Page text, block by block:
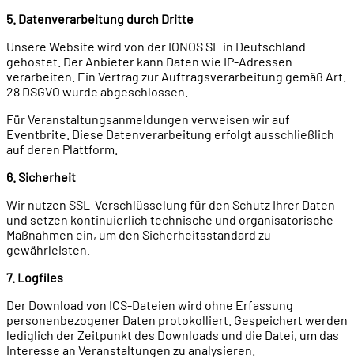
5. Datenverarbeitung durch Dritte
Unsere Website wird von der IONOS SE in Deutschland
gehostet. Der Anbieter kann Daten wie IP-Adressen
verarbeiten. Ein Vertrag zur Auftragsverarbeitung gemäß Art.
28 DSGVO wurde abgeschlossen.
Für Veranstaltungsanmeldungen verweisen wir auf
Eventbrite. Diese Datenverarbeitung erfolgt ausschließlich
auf deren Plattform.
6. Sicherheit
Wir nutzen SSL-Verschlüsselung für den Schutz Ihrer Daten
und setzen kontinuierlich technische und organisatorische
Maßnahmen ein, um den Sicherheitsstandard zu
gewährleisten.
7. Logfiles
Der Download von ICS-Dateien wird ohne Erfassung
personenbezogener Daten protokolliert. Gespeichert werden
lediglich der Zeitpunkt des Downloads und die Datei, um das
Interesse an Veranstaltungen zu analysieren.